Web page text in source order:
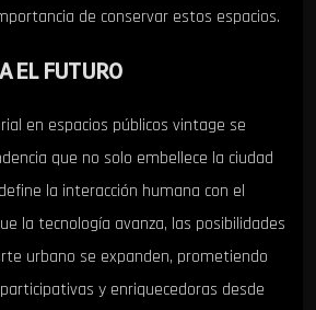
de conservar estos espacios.
EL FUTURO
en espacios públicos vintage se
que no solo embellece la ciudad
la interacción humana con el
la tecnología avanza, las posibilidades
urbano se expanden, prometiendo
y enriquecedoras desde